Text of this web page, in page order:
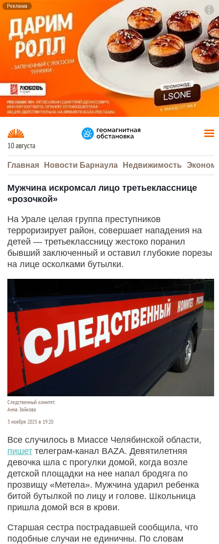
Реклама
10 августа
Главная Новости Барнаула Недвижимость
Мужчина искромсал лицо третьекласснице
«розочкой»
На Урале целая группа преступников
терроризирует район, совершает нападения на
детей — третьеклассницу жестоко поранил
бывший заключенный и оставил глубокие порезы
на лице осколками бутылки.
Следственный комитет.
Анна Зайкова
3 ноября 2025 в 19:20
Все случилось в Миассе Челябинской области,
пишет телеграм-канал BAZA. Девятилетняя
девочка шла с прогулки домой, когда возле
детской площадки на нее напал бродяга по
прозвищу «Метела». Мужчина ударил ребенка
битой бутылкой по лицу и голове. Школьница
пришла домой вся в крови.
Старшая сестра пострадавшей сообщила, что
подобные случаи не единичны. По словам